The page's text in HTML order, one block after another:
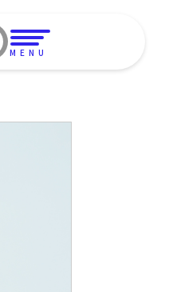
MENU